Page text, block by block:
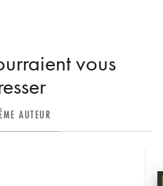
vous
AUTEUR